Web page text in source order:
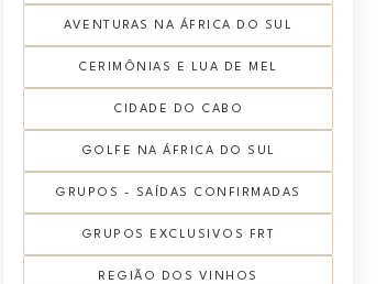
AVENTURAS NA ÁFRICA DO SUL
CERIMÔNIAS E LUA DE MEL
CIDADE DO CABO
GOLFE NA ÁFRICA DO SUL
GRUPOS - SAÍDAS CONFIRMADAS
GRUPOS EXCLUSIVOS FRT
REGIÃO DOS VINHOS